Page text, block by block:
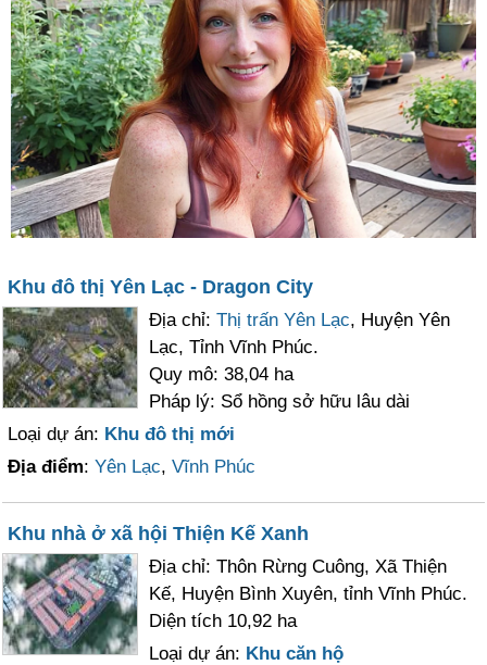
Khu đô thị Yên Lạc - Dragon City
Địa chỉ:Thị trấn Yên Lạc, Huyện Yên
Lạc, Tỉnh Vĩnh Phúc.
Quy mô: 38,04 ha
Pháp lý: Sổ hồng sở hữu lâu dài
Loại dự án: Khu đô thị mới
Địa điểm:Yên Lạc,Vĩnh Phúc
Khu nhà ở xã hội Thiện Kế Xanh
Địa chỉ: Thôn Rừng Cuông, Xã Thiện
Kế, Huyện Bình Xuyên, tỉnh Vĩnh Phúc.
Diện tích 10,92 ha
Loại dự án: Khu căn hộ